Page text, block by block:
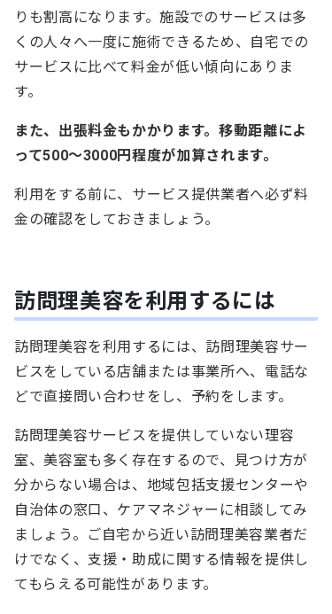
りも割高になります。施設でのサービスは多
くの人々へ一度に施術できるため、自宅での
サービスに比べて料金が低い傾向にありま
す。
また、出張料金もかかります。移動距離によ
って500～3000円程度が加算されます。
利用をする前に、サービス提供業者へ必ず料
金の確認をしておきましょう。
訪問理美容を利用するには
訪問理美容を利用するには、訪問理美容サー
ビスをしている店舗または事業所へ、電話な
どで直接問い合わせをし、予約をします。
訪問理美容サービスを提供していない理容
室、美容室も多く存在するので、見つけ方が
分からない場合は、地域包括支援センターや
自治体の窓口、ケアマネジャーに相談してみ
ましょう。ご自宅から近い訪問理美容業者だ
けでなく、支援・助成に関する情報を提供し
てもらえる可能性があります。